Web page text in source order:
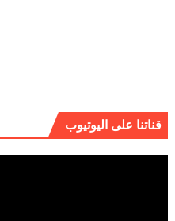
قناتنا على اليوتيوب